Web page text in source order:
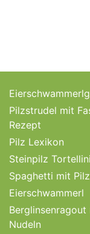
Pilzstrudel mit
Rezept
Pilz Lexikon
Steinpilz
Spaghetti mit
Eierschwammerl
Nudeln